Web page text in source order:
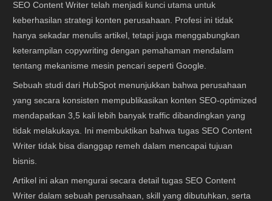
SEO Content Writer telah menjadi kunci utama untuk
keberhasilan strategi konten perusahaan. Profesi ini tidak
hanya sekadar menulis artikel, tetapi juga menggabungkan
keterampilan copywriting dengan pemahaman mendalam
tentang mekanisme mesin pencari seperti Google.
Sebuah studi dari HubSpot menunjukkan bahwa perusahaan
yang secara konsisten mempublikasikan konten SEO-optimized
mendapatkan 3,5 kali lebih banyak traffic dibandingkan yang
tidak melakukaya. Ini membuktikan bahwa tugas SEO Content
Writer tidak bisa dianggap remeh dalam mencapai tujuan
bisnis.
Artikel ini akan mengurai secara detail tugas SEO Content
Writer dalam sebuah perusahaan, skill yang dibutuhkan, serta